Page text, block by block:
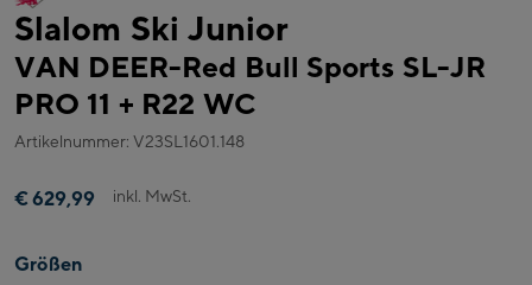
Slalom Ski Junior
VAN DEER-Red Bull Sports SL-JR
PRO 11 + R22 WC
Artikelnummer: V23SL1601.148
€ 629,99 inkl. MwSt.
Größen